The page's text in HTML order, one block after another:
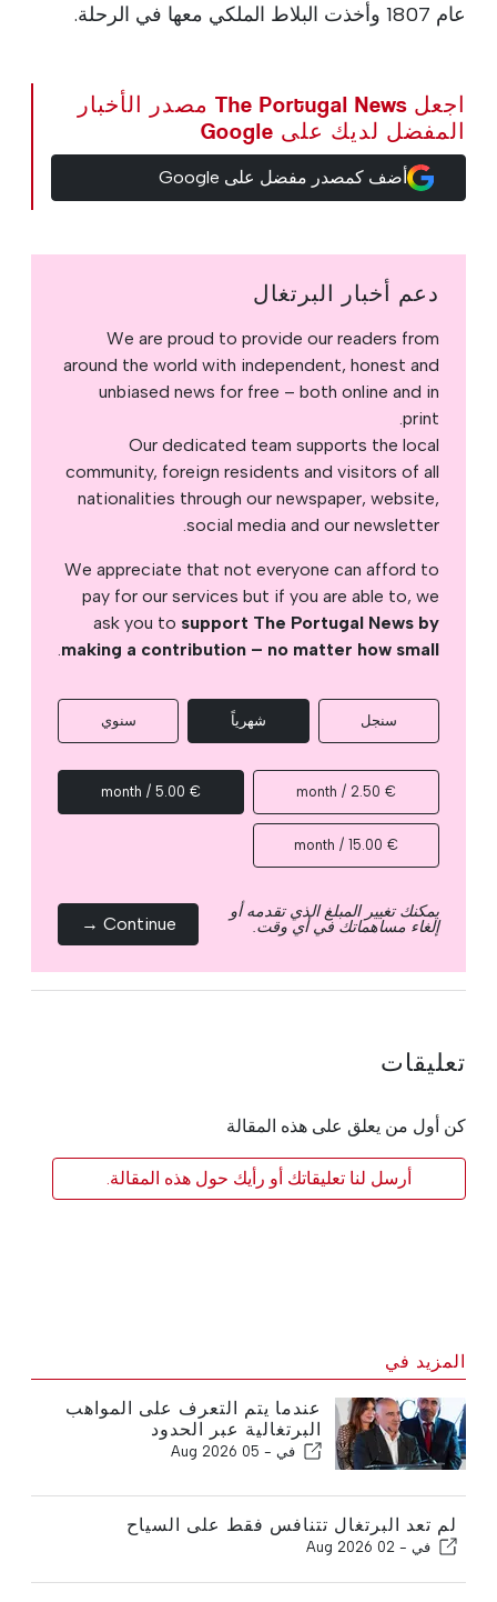
عام 1807 وأخذت البلاط الملكي معها في الرحلة.
اجعل The Portugal News مصدر الأخبار
المفضل لديك على Google
أضف كمصدر مفضل على Google
دعم أخبار البرتغال
We are proud to provide our readers from
around the world with independent, honest and
unbiased news for free – both online and in
print.
Our dedicated team supports the local
community, foreign residents and visitors of all
nationalities through our newspaper, website,
social media and our newsletter.
We appreciate that not everyone can afford to
pay for our services but if you are able to, we
ask you to support The Portugal News by
making a contribution – no matter how small
.
سنجل شهرياً سنوي
€ 2.50 / month
€ 5.00 / month
€ 15.00 / month
يمكنك تغيير المبلغ الذي تقدمه أو
إلغاء مساهماتك في أي وقت. Continue →
تعليقات
كن أول من يعلق على هذه المقالة
أرسل لنا تعليقاتك أو رأيك حول هذه المقالة.
المزيد في
عندما يتم التعرف على المواهب
البرتغالية عبر الحدود
في - 05 Aug 2026
لم تعد البرتغال تتنافس فقط على السياح
في - 02 Aug 2026